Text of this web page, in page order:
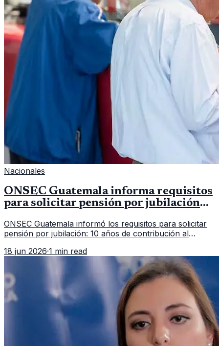
Nacionales
ONSEC Guatemala informa requisitos
para solicitar pensión por jubilación
ONSEC Guatemala informó los requisitos para solicitar
pensión por jubilación: 10 años de contribución al
importar edad.
18 jun 2026·1 min read